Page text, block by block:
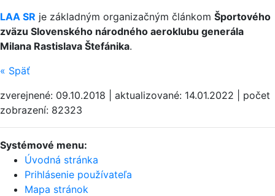
LAA SR je základným organizačným článkom Športového
zväzu Slovenského národného aeroklubu generála
Milana Rastislava Štefánika.
« Späť
zverejnené: 09.10.2018 | aktualizované: 14.01.2022 | počet
zobrazení: 82323
Systémové menu:
Úvodná stránka
Prihlásenie používateľa
Mapa stránok